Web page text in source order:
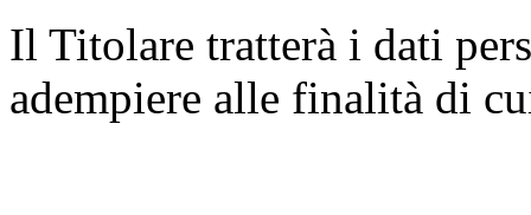
Il Titolare tratterà i dati
adempiere alle finalità di